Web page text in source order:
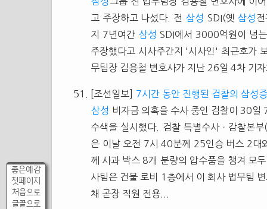
좋은예감
첫페이지
처음으로
글끝으로
고 주장하고 나섰다. 전 삼성 SDI(옛 삼성
지 7년여간 삼성 SDI에서 3000억원이 넘
주장했다고 시사주간지 '시사인' 최근호가
무팀장 김용철 변호사가 지난 26일 4차 기
[조선일보]
7시간 동안 진행된 검찰의 삼성
삼성 비자금 의혹을 수사 중인 검찰이 30일
수색을 실시했다. 검찰 특별수사ㆍ감찰본
은 이날 오전 7시 40분께 25인승 버스 2대
께 사과 박스 8개 분량의 압수품을 챙겨 모
사팀은 건물 로비 1층에서 이 회사 법무팀
채 곧장 직원 전용...